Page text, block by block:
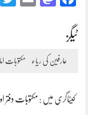
ٹیگز
عارفین کی ریاء مکتوبات
کیٹاگری میں : مکتوبات دفتر